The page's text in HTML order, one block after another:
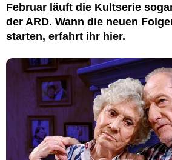
Februar läuft die Kultserie
der ARD. Wann die neuen
starten, erfahrt ihr hier.